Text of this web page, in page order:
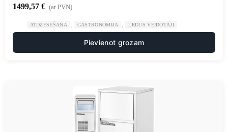
1499,57 € (ar PVN)
ATDZESĒŠANA GASTRONOMIJA LEDUS VEIDOTĀJI
Pievienot grozam